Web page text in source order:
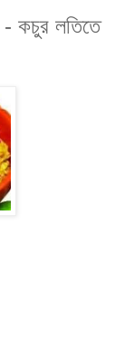
লতিতে